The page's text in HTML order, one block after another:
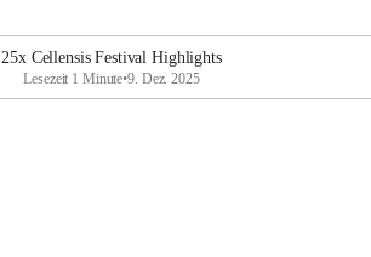
25x Cellensis Festival Highlights
Lesezeit 1 Minute•9. Dez. 2025